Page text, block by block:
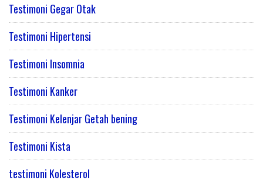
Testimoni Gegar Otak
Testimoni Hipertensi
Testimoni Insomnia
Testimoni Kanker
Testimoni Kelenjar Getah bening
Testimoni Kista
testimoni Kolesterol